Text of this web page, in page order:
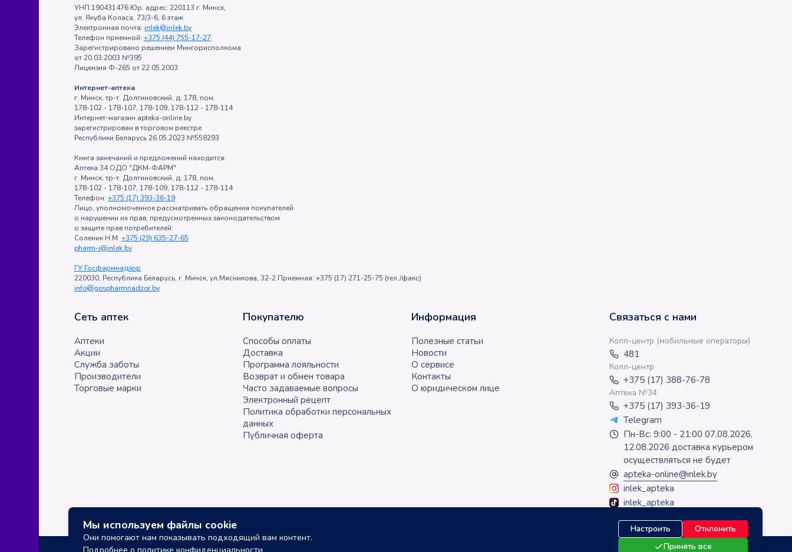
Мы используем файлы cookie
Они помогают нам показывать подходящий вам контент.
Подробнее о политике конфиденциальности
Настроить
Отклонить
Принять все
УНП 190431476 Юр. адрес: 220113 г. Минск,
ул. Якуба Коласа, 73/3-6, 6 этаж
Электронная почта: inlek@inlek.by
Телефон приемной: +375 (44) 755-17-27
Зарегистрировано решением Мингорисполкома
от 20.03.2003 №395
Лицензия Ф-265 от 22.05.2003
Интернет-аптека
г. Минск, тр-т. Долгиновский, д. 178, пом.
178-102 - 178-107, 178-109, 178-112 - 178-114
Интернет-магазин apteka-online.by
зарегистрирован в торговом реестре
Республики Беларусь 26.05.2023 №558293
Книга замечаний и предложений находится:
Аптека 34 ОДО "ДКМ-ФАРМ"
г. Минск, тр-т. Долгиновский, д. 178, пом.
178-102 - 178-107, 178-109, 178-112 - 178-114
Телефон: +375 (17) 393-36-19
Лицо, уполномоченное рассматривать обращения покупателей
о нарушении их прав, предусмотренных законодательством
о защите прав потребителей:
Соленик Н.М. +375 (29) 635-27-65
pharm-i@inlek.by
ГУ Госфармнадзор
220030, Республика Беларусь, г. Минск, ул.Мясникова, 32-2 Приемная: +375 (17) 271-25-75 (тел./факс)
info@gospharmnadzor.by
Сеть аптек
Аптеки
Акции
Служба заботы
Производители
Торговые марки
Покупателю
Способы оплаты
Доставка
Программа лояльности
Возврат и обмен товара
Часто задаваемые вопросы
Электронный рецепт
Политика обработки персональных
данных
Публичная оферта
Информация
Полезные статьи
Новости
О сервисе
Контакты
О юридическом лице
Связаться с нами
Колл-центр (мобильные операторы)
481
Колл-центр
+375 (17) 388-76-78
Аптека №34
+375 (17) 393-36-19
Telegram
Пн-Вс: 9:00 - 21:00 07.08.2026,
12.08.2026 доставка курьером
осуществляться не будет
apteka-online@inlek.by
inlek_apteka
inlek_apteka